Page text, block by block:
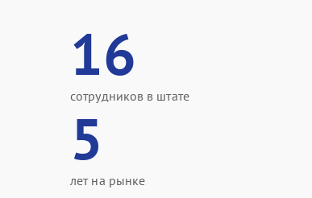
16
сотрудников в штате
5
лет на рынке